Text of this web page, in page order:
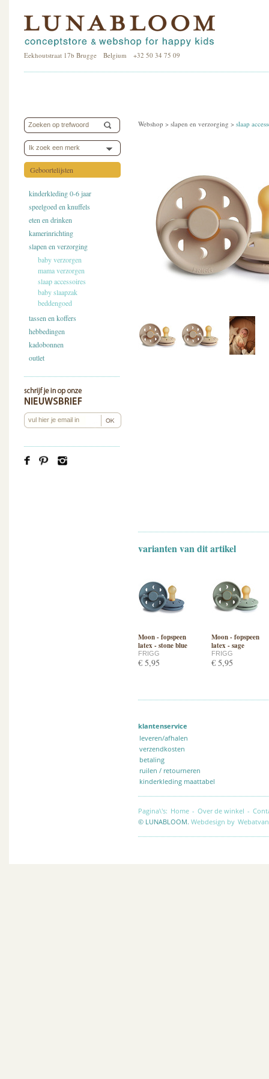
Eekhoutstraat 17b Brugge Belgium +32 50 34 75 09
Ik zoek een merk
Geboortelijsten
kinderkleding 0-6 jaar
speelgoed en knuffels
eten en drinken
kamerinrichting
slapen en verzorging
baby verzorgen
mama verzorgen
slaap accessoires
baby slaapzak
beddengoed
tassen en koffers
hebbedingen
kadobonnen
outlet
Webshop > slapen en verzorging > slaap
varianten van dit artikel
Moon - fopspeen
latex - stone blue
FRIGG
€ 5,95
Moon - fopspeen
latex - sage
FRIGG
€ 5,95
klantenservice
leveren/afhalen
verzendkosten
betaling
ruilen / retourneren
kinderkleding maattabel
Pagina\'s: Home - Over de winkel -
© LUNABLOOM. Webdesign by